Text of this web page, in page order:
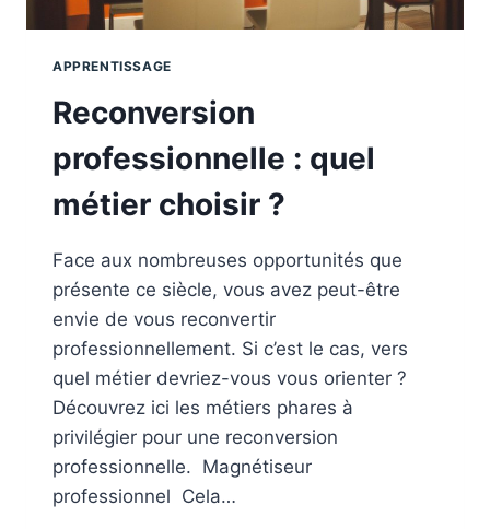
APPRENTISSAGE
Reconversion
professionnelle : quel
métier choisir ?
Face aux nombreuses opportunités que
présente ce siècle, vous avez peut-être
envie de vous reconvertir
professionnellement. Si c’est le cas, vers
quel métier devriez-vous vous orienter ?
Découvrez ici les métiers phares à
privilégier pour une reconversion
professionnelle. Magnétiseur
professionnel Cela…